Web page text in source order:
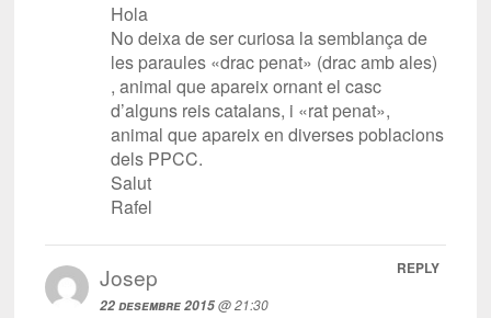
Hola
No deixa de ser curiosa la semblança de
les paraules «drac penat» (drac amb ales)
, animal que apareix ornant el casc
d’alguns reis catalans, i «rat penat»,
animal que apareix en diverses poblacions
dels PPCC.
Salut
Rafel
Josep
22 desembre 2015@ 21:30
REPLY